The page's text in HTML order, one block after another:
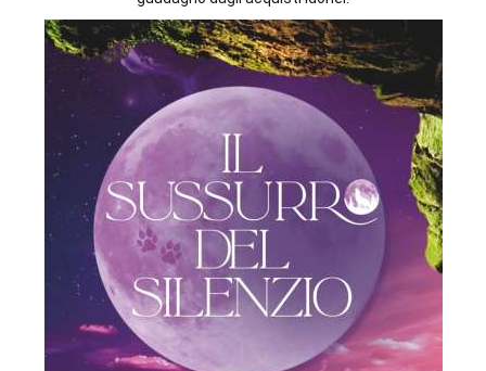
straniere.